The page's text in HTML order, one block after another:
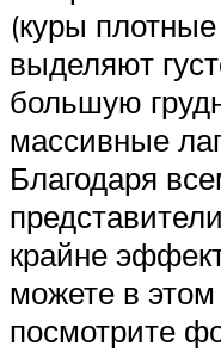
(куры
выделяют
большую
массивные
Благодаря
крайне
можете в
посмотрите